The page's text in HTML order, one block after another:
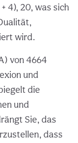
4), 20, was sich
wird.
von 4664
und
die
und
Sie, das
dass